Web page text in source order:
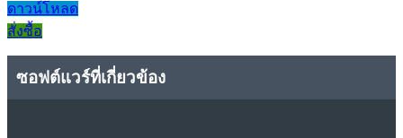
ดาวน์โหลด
สั่งซื้อ
ซอฟต์แวร์ที่เกี่ยวข้อง